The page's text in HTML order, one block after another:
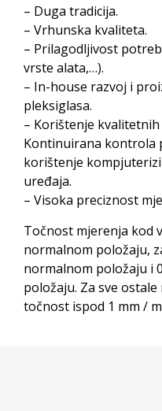
– Duga tradicija.
– Vrhunska kvaliteta.
– Prilagodljivost
vrste alata,…).
– In-house razvoj i
pleksiglasa.
– Korištenje
Kontinuirana kontrola
korištenje
uređaja.
– Visoka preciznost
Točnost mjerenja kod
normalnom položaju,
normalnom položaju i
položaju. Za sve
točnost ispod 1 mm /